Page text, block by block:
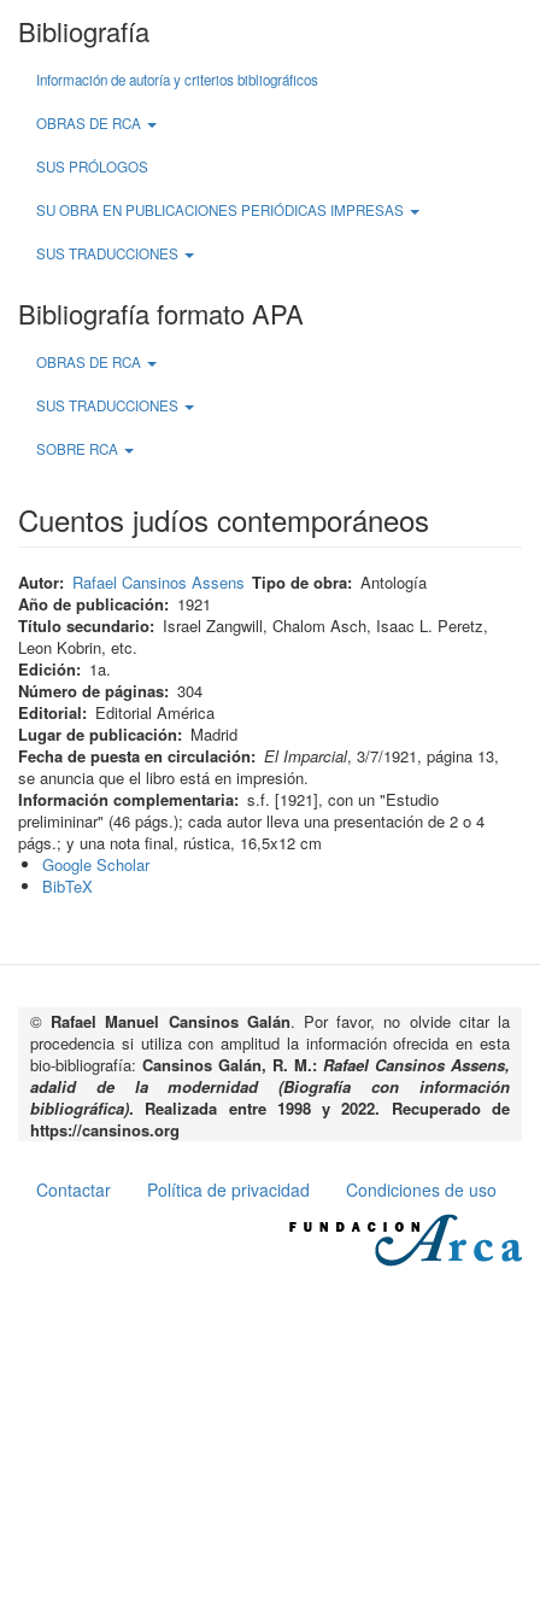
Bibliografía
Información de autoría y criterios bibliográficos
OBRAS DE RCA
SUS PRÓLOGOS
SU OBRA EN PUBLICACIONES PERIÓDICAS IMPRESAS
SUS TRADUCCIONES
Bibliografía formato APA
OBRAS DE RCA
SUS TRADUCCIONES
SOBRE RCA
Cuentos judíos contemporáneos
Autor Rafael Cansinos Assens Tipo de obra Antología
Año de publicación
1921
Título secundario
Israel Zangwill, Chalom Asch, Isaac L. Peretz,
Leon Kobrin, etc.
Edición
1a.
Número de páginas 304
Editorial
Editorial América
Lugar de publicación
Madrid
Fecha de puesta en circulación
El Imparcial, 3/7/1921, página 13,
se anuncia que el libro está en impresión.
Información complementaria s.f. [1921], con un "Estudio
prelimininar" (46 págs.); cada autor lleva una presentación de 2 o 4
págs.; y una nota final, rústica, 16,5x12 cm
Google Scholar
BibTeX
© Rafael Manuel Cansinos Galán. Por favor, no olvide citar la
procedencia si utiliza con amplitud la información ofrecida en esta
bio-bibliografía: Cansinos Galán, R. M.: Rafael Cansinos Assens,
adalid de la modernidad (Biografía con información
bibliográfica). Realizada entre 1998 y 2022. Recuperado de
https://cansinos.org
Pie
Contactar Política de privacidad Condiciones de uso